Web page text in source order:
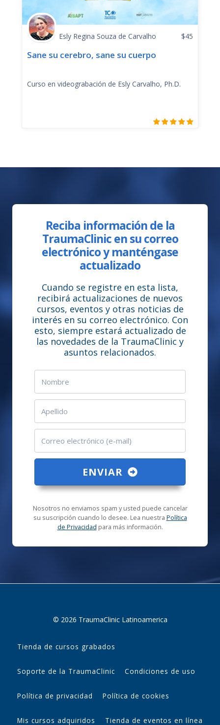
Esly Regina Souza de Carvalho $45
Sane su cerebro, sane su cuerpo
Curso en videograbación de Esly Carvalho, Ph.D.
Reciba información de la
TraumaClinic en su correo
electrónico y manténgase
actualizado
Cuando se registre en esta lista,
recibirá actualizaciones de nuevos
cursos, eventos y otras noticias de
interés en su correo electrónico. Con
esto, siempre estará actualizado de
las novedades de la TraumaClinic y
asuntos relacionados.
ENVIAR
Nosotros no enviamos spam y usted puede cancelar
su suscripción cuando lo desee. Lea nuestra Política
de Privacidad para más información.
© 2026 TraumaClinic Latinoamerica
Tienda de cursos grabados
Soporte de la TraumaClinic Condiciones de uso
Política de privacidad Política de cookies
Mis cursos adquiridos Tienda de eventos en línea